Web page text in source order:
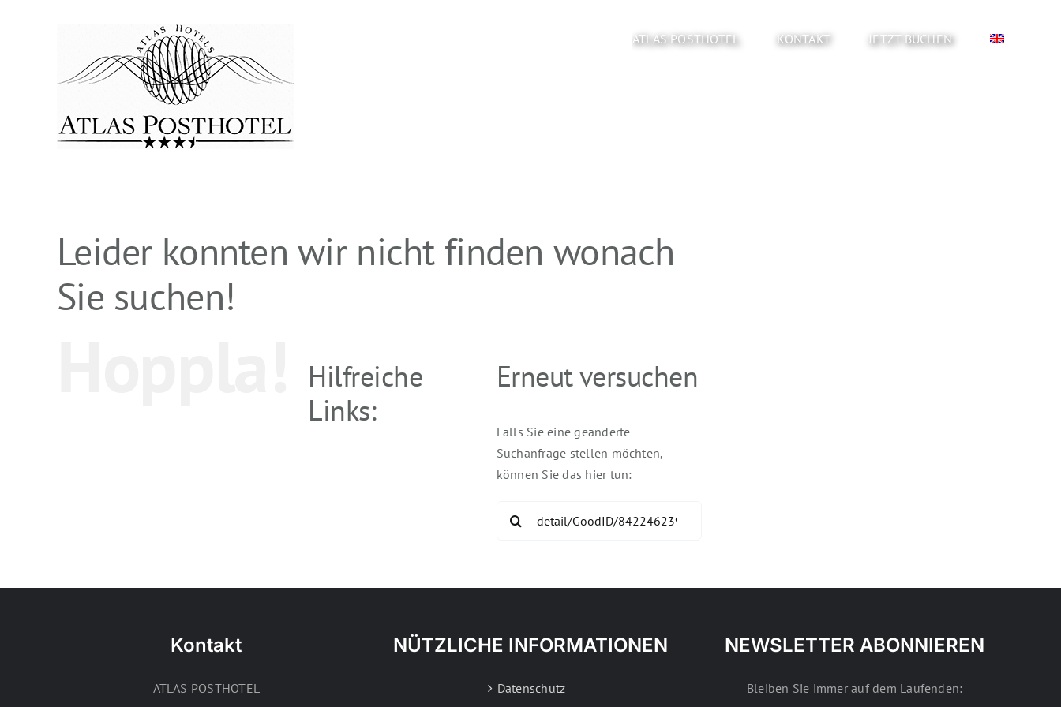
ATLAS POSTHOTEL KONTAKT JETZT BUCHEN
Leider konnten wir nicht finden wonach
Sie suchen!
Hilfreiche
Links:
Erneut versuchen
Falls Sie eine geänderte
Suchanfrage stellen möchten,
können Sie das hier tun:
Kontakt
ATLAS POSTHOTEL
NÜTZLICHE INFORMATIONEN
Datenschutz
NEWSLETTER ABONNIEREN
Bleiben Sie immer auf dem Laufenden: